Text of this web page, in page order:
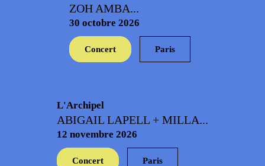
ZOH AMBA...
30 octobre 2026
Concert Paris
L'Archipel
ABIGAIL LAPELL + MILLA...
12 novembre 2026
Concert Paris